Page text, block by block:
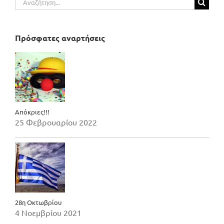
για:
Πρόσφατες αναρτήσεις
Απόκριες!!!
25 Φεβρουαρίου 2022
28η Οκτωβρίου
4 Νοεμβρίου 2021